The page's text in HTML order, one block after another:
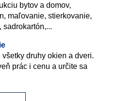
bytov a domov,
maľovanie, stierkovanie,
sadrokartón,...
druhy okien a dveri.
prác i cenu a určite sa